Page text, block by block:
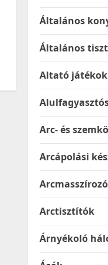
Általános
Általános
Altató játékok
Arc- és
Arcápolási
Arctisztítók
Árnyékoló